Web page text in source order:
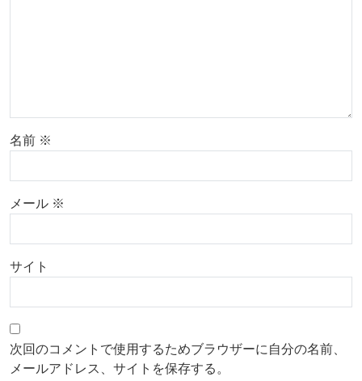
名前 ※
メール ※
サイト
次回のコメントで使用するためブラウザーに自分の名前、
メールアドレス、サイトを保存する。